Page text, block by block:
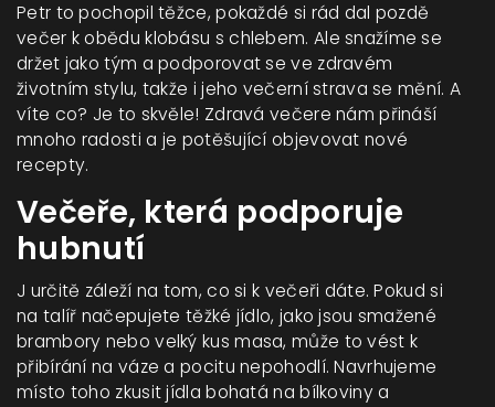
Petr to pochopil těžce, pokaždé si rád dal pozdě
večer k obědu klobásu s chlebem. Ale snažíme se
držet jako tým a podporovat se ve zdravém
životním stylu, takže i jeho večerní strava se mění. A
víte co? Je to skvěle! Zdravá večere nám přináší
mnoho radosti a je potěšující objevovat nové
recepty.
Večeře, která podporuje
hubnutí
J určitě záleží na tom, co si k večeři dáte. Pokud si
na talíř načepujete těžké jídlo, jako jsou smažené
brambory nebo velký kus masa, může to vést k
přibírání na váze a pocitu nepohodlí. Navrhujeme
místo toho zkusit jídla bohatá na bílkoviny a